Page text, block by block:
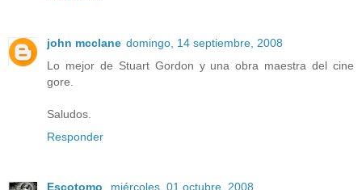
john mcclane domingo, 14 septiembre, 2008
Lo mejor de Stuart Gordon y una obra maestra del cine
gore.
Saludos.
Responder
Escotomo
miércoles, 01 octubre, 2008